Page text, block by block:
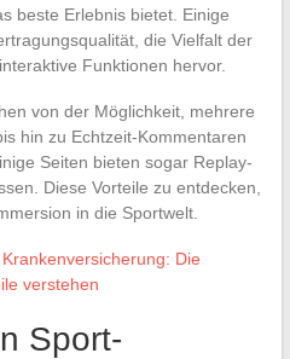
beste Erlebnis bietet. Einige
die Vielfalt der
Funktionen hervor.
von der Möglichkeit, mehrere
hin zu Echtzeit-Kommentaren
Seiten bieten sogar Replay-
Diese Vorteile zu entdecken,
in die Sportwelt.
Krankenversicherung: Die
verstehen
Sport-